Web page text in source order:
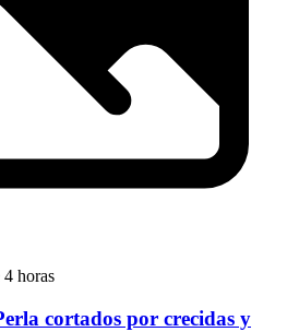
4 horas
cortados por crecidas y